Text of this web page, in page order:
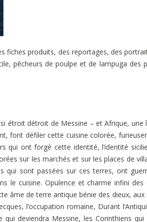
fiches produits, des reportages, des
pêcheurs de poulpe et de lampuga des
étroit détroit de Messine – et Afrique, une
font défiler cette cuisine colorée,
qui ont forgé cette identité, l’identité
sur les marchés et sur les places de
qui sont passées sur ces terres, ont
le cuisine. Opulence et charme infini des
âme de terre antique bénie des dieux, aux
l’occupation romaine, Durant
deviendra Messine, les Corinthiens qui